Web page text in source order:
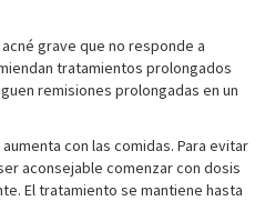
grave que no responde a
tratamientos prolongados
remisiones prolongadas en un
con las comidas. Para evitar
aconsejable comenzar con dosis
El tratamiento se mantiene hasta